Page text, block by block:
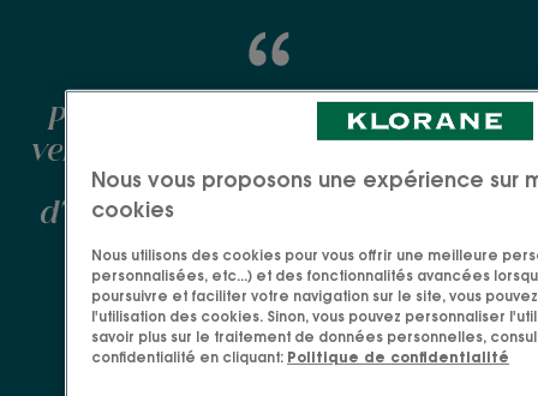
Texture
Poudre
Avantage de la texture
Une poudre qui se transforme en mousse légère au
contact de l’eau.
Senteur du contenu
*Analyse de cycle de vie de la Poudre Purifiante 3 en 1 — réalisée par
Pour un effet plus "gommant" :
verser plus de poudre au creux de
la main en y ajoutant moins
d'eau, pour sentir davantage les
grains sur la peau. Le faire
ponctuellement pour ne pas
sursolliciter la peau. Rincer
abondamment.
Nous vous proposons une expérience sur
cookies
Nous utilisons des cookies pour vous offrir une meilleure
personnalisées, etc...) et des fonctionnalités avancées
poursuivre et faciliter votre navigation sur le site, vous
l'utilisation des cookies. Sinon, vous pouvez personnaliser
savoir plus sur le traitement de données personnelles,
confidentialité en cliquant: Politique de confidentialité